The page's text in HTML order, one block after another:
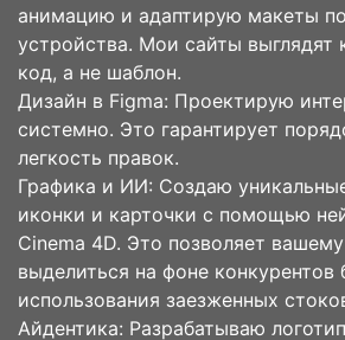
анимацию и адаптирую макеты
устройства. Мои сайты выглядят
код, а не шаблон.
Дизайн в Figma: Проектирую
системно. Это гарантирует
легкость правок.
Графика и ИИ: Создаю
иконки и карточки с помощью
Cinema 4D. Это позволяет
выделиться на фоне конкурентов
использования заезженных
Айдентика: Разрабатываю